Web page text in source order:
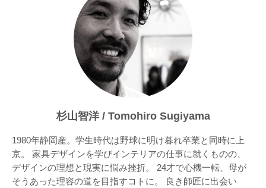
杉山智洋 / Tomohiro Sugiyama
1980年静岡産。学生時代は野球に明け暮れ卒業と同時に上
京。 家具デザインを学びインテリアの仕事に就くものの、
デザインの理想と現実に悩み挫折。 24才で心機一転、母が
そうあった理容の道を目指すコトに。 良き師匠に出会い